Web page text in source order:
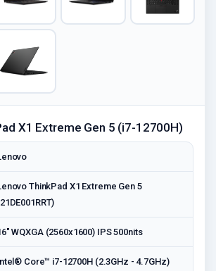
X1 Extreme Gen 5 (i7-12700H)
ThinkPad X1 Extreme Gen 5
WQXGA (2560x1600) IPS 500nits
Core™ i7-12700H (2.3GHz - 4.7GHz)